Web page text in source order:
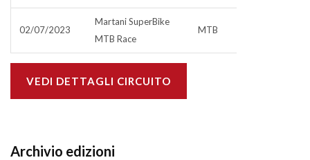
02/07/2023
Martani SuperBike
MTB Race
MTB
VEDI DETTAGLI CIRCUITO
Archivio edizioni